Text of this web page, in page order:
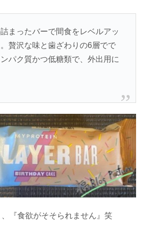
まったバーで間食をレベルアッ
贅沢な味と歯ざわりの6層でで
パク質かつ低糖類で、外出用に
『食欲がそそられません』笑